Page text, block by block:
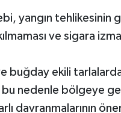
yangın tehlikesinin
ve sigara
buğday ekili
nedenle bölgeye
davranmalarının